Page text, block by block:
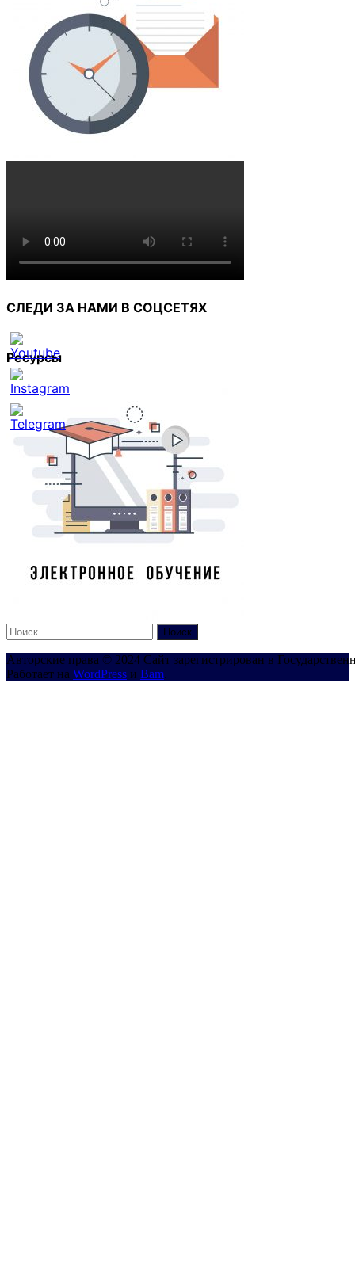
СЛЕДИ ЗА НАМИ В СОЦСЕТЯХ
Set
Youtube
Channel
Ресурсы
Найти:
Авторские права © 2024 Сайт зарегистрирован в
Работает на WordPress и Bam.